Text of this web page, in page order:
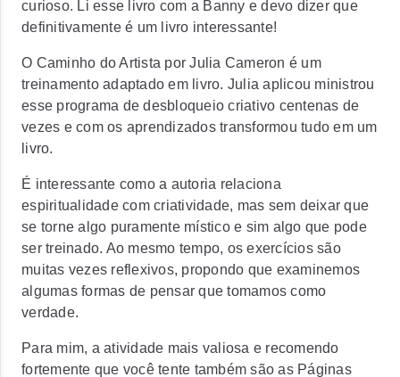
curioso. Li esse livro com a Banny e devo dizer que
definitivamente é um livro interessante!
O Caminho do Artista por Julia Cameron é um
treinamento adaptado em livro. Julia aplicou ministrou
esse programa de desbloqueio criativo centenas de
vezes e com os aprendizados transformou tudo em um
livro.
É interessante como a autoria relaciona
espiritualidade com criatividade, mas sem deixar que
se torne algo puramente místico e sim algo que pode
ser treinado. Ao mesmo tempo, os exercícios são
muitas vezes reflexivos, propondo que examinemos
algumas formas de pensar que tomamos como
verdade.
Para mim, a atividade mais valiosa e recomendo
fortemente que você tente também são as Páginas